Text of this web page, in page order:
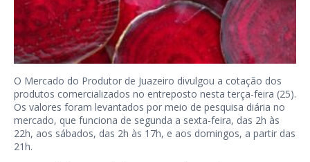
O Mercado do Produtor de Juazeiro divulgou a cotação dos
produtos comercializados no entreposto nesta terça-feira (25).
Os valores foram levantados por meio de pesquisa diária no
mercado, que funciona de segunda a sexta-feira, das 2h às
22h, aos sábados, das 2h às 17h, e aos domingos, a partir das
21h.